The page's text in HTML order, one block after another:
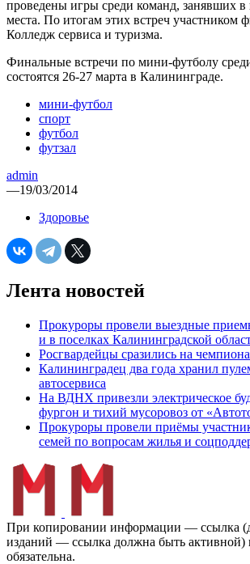
проведены игры среди команд, занявших в
места. По итогам этих встреч участником
Колледж сервиса и туризма.
Финальные встречи по мини-футболу
состоятся 26-27 марта в Калининграде.
мини-футбол
спорт
футбол
футзал
admin
—19/03/2014
Здоровье
Лента новостей
Прокуроры провели выездные
и в поселках Калининградской
Росгвардейцы сразились на
Калининградец два года хранил
автосервиса
На ВДНХ привезли электрическое
фургон и тихий мусоровоз от
Прокуроры провели приёмы
семей по вопросам жилья и
При копировании информации — ссылка
изданий — ссылка должна быть активной)
обязательна.